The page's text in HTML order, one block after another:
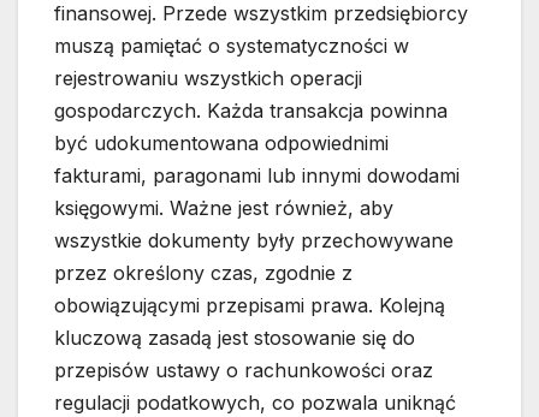
finansowej. Przede wszystkim przedsiębiorcy
muszą pamiętać o systematyczności w
rejestrowaniu wszystkich operacji
gospodarczych. Każda transakcja powinna
być udokumentowana odpowiednimi
fakturami, paragonami lub innymi dowodami
księgowymi. Ważne jest również, aby
wszystkie dokumenty były przechowywane
przez określony czas, zgodnie z
obowiązującymi przepisami prawa. Kolejną
kluczową zasadą jest stosowanie się do
przepisów ustawy o rachunkowości oraz
regulacji podatkowych, co pozwala uniknąć